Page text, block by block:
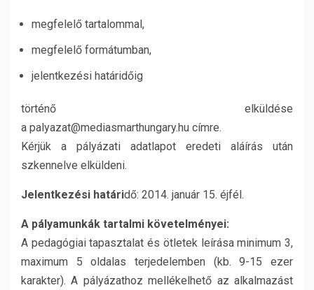
megfelelő tartalommal,
megfelelő formátumban,
jelentkezési határidőig
történő elküldése
a palyazat@mediasmarthungary.hu címre.
Kérjük a pályázati adatlapot eredeti aláírás után
szkennelve elküldeni.
Jelentkezési határidő: 2014. január 15. éjfél.
A pályamunkák tartalmi követelményei:
A pedagógiai tapasztalat és ötletek leírása minimum 3,
maximum 5 oldalas terjedelemben (kb. 9-15 ezer
karakter). A pályázathoz mellékelhető az alkalmazást